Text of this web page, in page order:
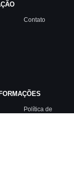
Contato
Política de